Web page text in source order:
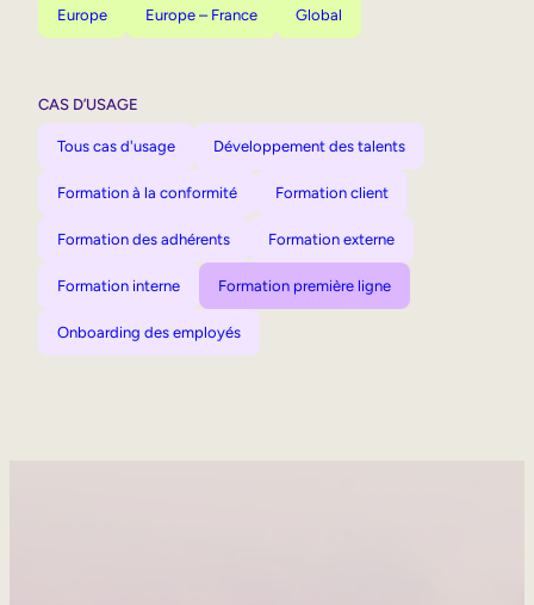
Europe Europe – France Global
CAS D’USAGE
Tous cas d'usage Développement des talents
Formation à la conformité Formation client
Formation des adhérents Formation externe
Formation interne Formation première ligne
Onboarding des employés